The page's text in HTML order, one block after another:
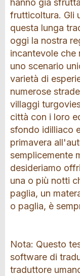
hanno già
frutticoltura. Gli
questa lunga
oggi la nostra
incantevole che
uno scenario
varietà di
numerose
villaggi
città con i loro
sfondo idilliaco
primavera
semplicemente
desideriamo
una o più notti
paglia, un
o paglia, è
Nota: Questo
software di
traduttore